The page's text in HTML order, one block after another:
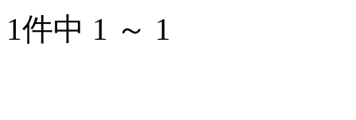
1件中 1 ～ 1